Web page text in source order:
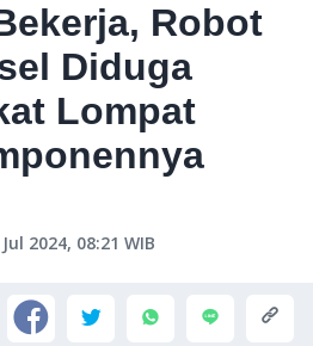
Robot
Diduga
Lompat
2024, 08:21 WIB